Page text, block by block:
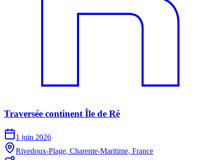
Traversée continent Île de Ré
1 juin 2026
Rivedoux-Plage, Charente-Maritime, France